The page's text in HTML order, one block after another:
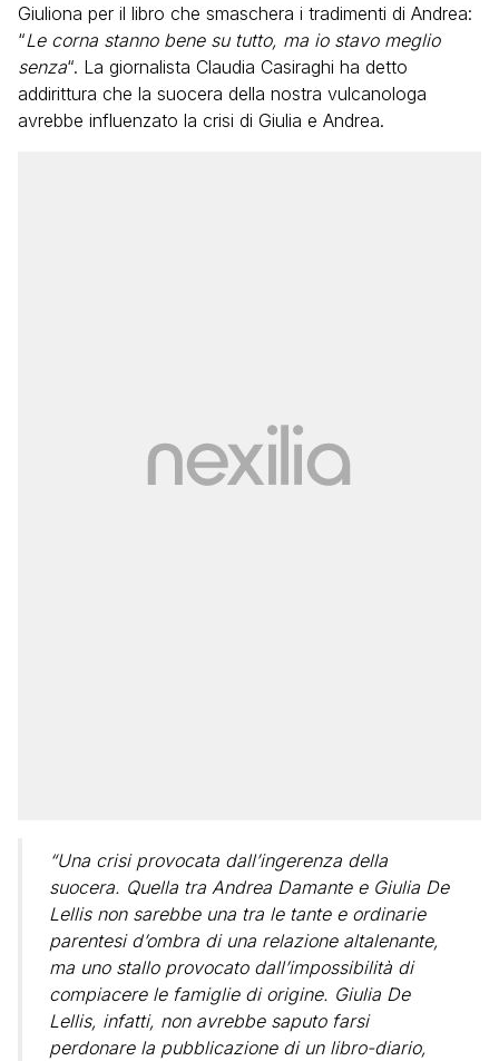
Giuliona per il libro che smaschera i tradimenti di Andrea:
“Le corna stanno bene su tutto, ma io stavo meglio
senza“. La giornalista Claudia Casiraghi ha detto
addirittura che la suocera della nostra vulcanologa
avrebbe influenzato la crisi di Giulia e Andrea.
“Una crisi provocata dall’ingerenza della
suocera. Quella tra Andrea Damante e Giulia De
Lellis non sarebbe una tra le tante e ordinarie
parentesi d’ombra di una relazione altalenante,
ma uno stallo provocato dall’impossibilità di
compiacere le famiglie di origine. Giulia De
Lellis, infatti, non avrebbe saputo farsi
perdonare la pubblicazione di un libro-diario,